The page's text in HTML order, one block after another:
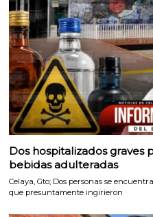
Dos hospitalizados graves
bebidas adulteradas
Celaya, Gto; Dos personas se
que presuntamente ingirieron